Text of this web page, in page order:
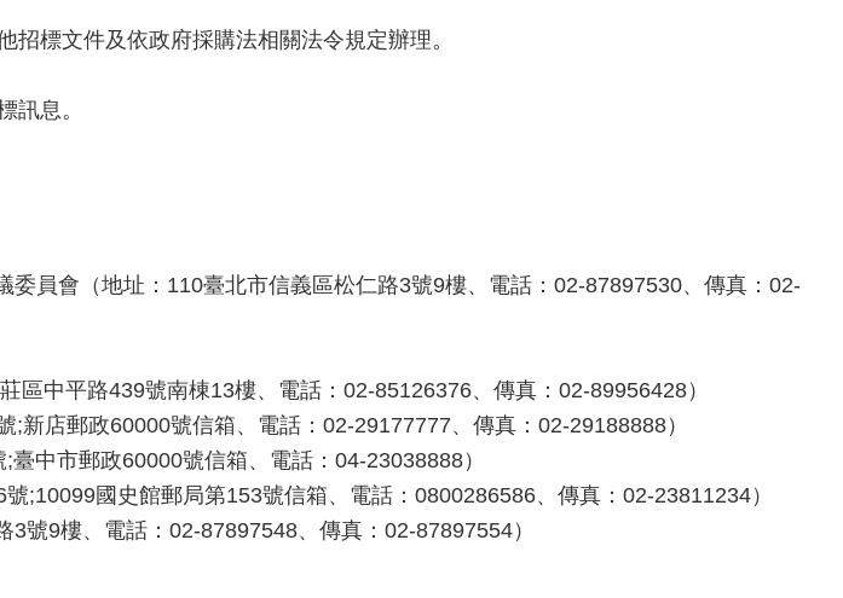
標文件及依政府採購法相關法令規定辦理。
訊息。
委員會（地址：110臺北市信義區松仁路3號9樓、電話：02-87897530、傳真：02-
區中平路439號南棟13樓、電話：02-85126376、傳真：02-89956428）
新店郵政60000號信箱、電話：02-29177777、傳真：02-29188888）
中市郵政60000號信箱、電話：04-23038888）
;10099國史館郵局第153號信箱、電話：0800286586、傳真：02-23811234）
號9樓、電話：02-87897548、傳真：02-87897554）